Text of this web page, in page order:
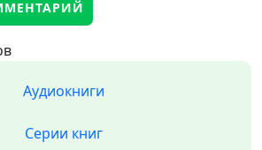
Аудиокниги
Серии книг